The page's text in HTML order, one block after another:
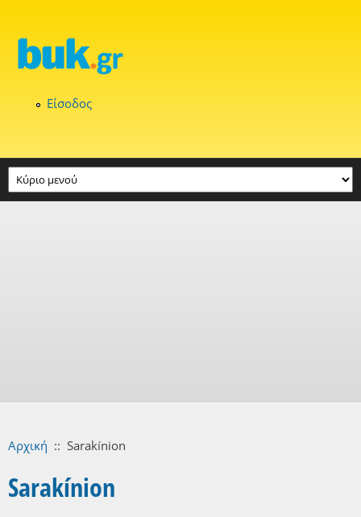
Είσοδος
Αρχική :: Sarakínion
Sarakínion